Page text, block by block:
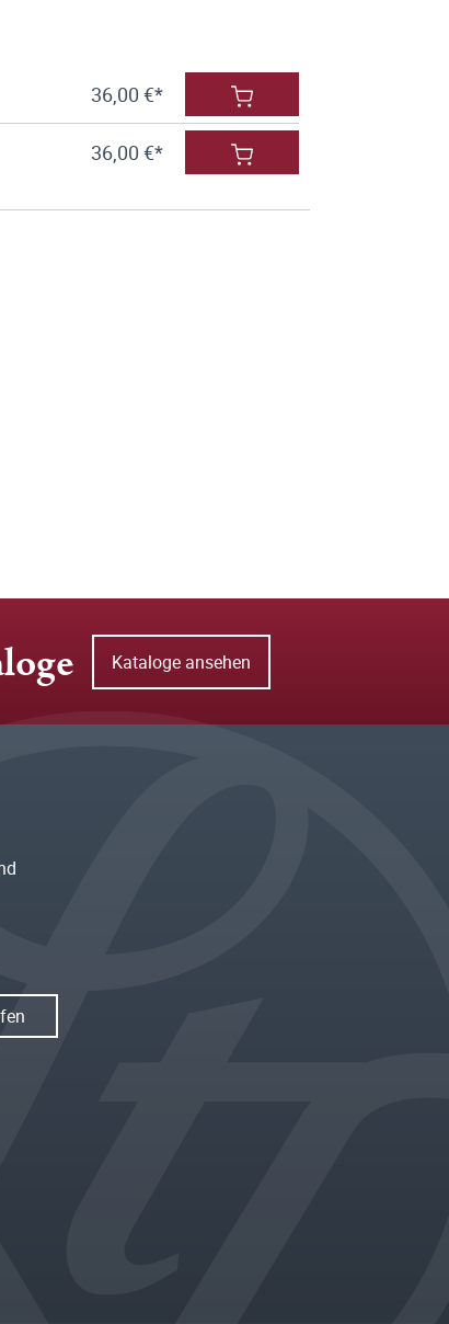
36,00 €*
36,00 €*
Kataloge ansehen